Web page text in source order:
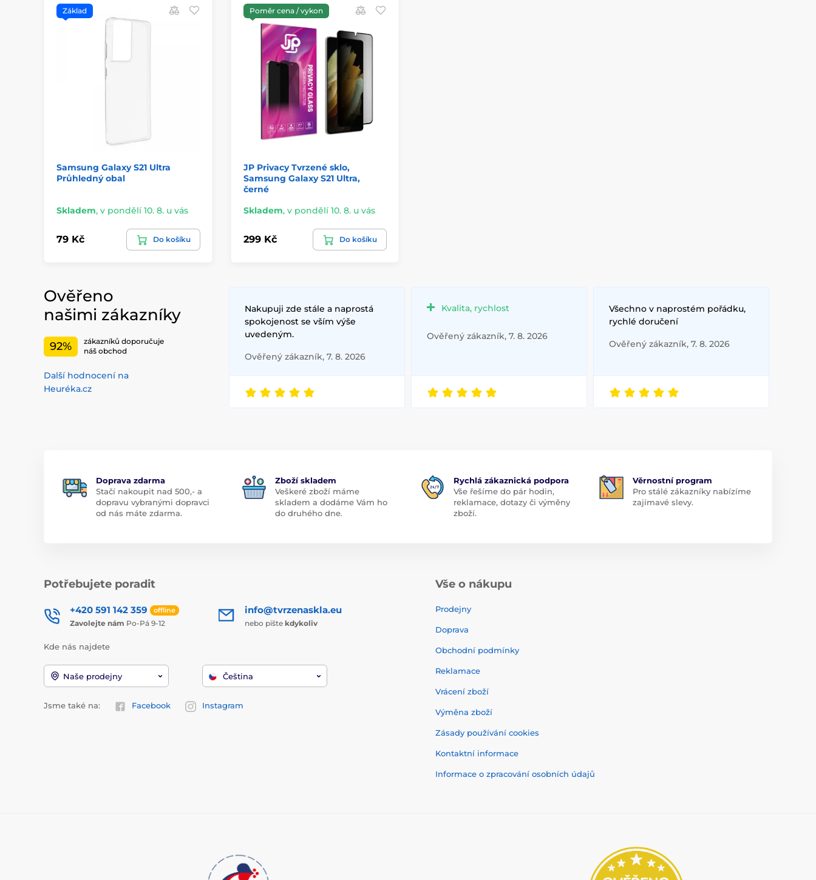
Základ
Samsung Galaxy S21 Ultra
Průhledný obal
Skladem, v pondělí 10. 8. u vás
79 Kč Do košíku
Poměr cena / vykon
JP Privacy Tvrzené sklo,
Samsung Galaxy S21 Ultra,
černé
Skladem, v pondělí 10. 8. u vás
299 Kč Do košíku
Ověřeno
našimi zákazníky
92%
zákazníků doporučuje
náš obchod
Další hodnocení na
Heuréka.cz
Nakupuji zde stále a naprostá
spokojenost se vším výše
uvedeným.
Ověřený zákazník, 7. 8. 2026
Kvalita, rychlost
Ověřený zákazník, 7. 8. 2026
Všechno v naprostém pořádku,
rychlé doručení
Ověřený zákazník, 7. 8. 2026
Doprava zdarma
Stačí nakoupit nad 500,- a
dopravu vybranými dopravci
od nás máte zdarma.
Zboží skladem
Veškeré zboží máme
skladem a dodáme Vám ho
do druhého dne.
Rychlá zákaznická podpora
Vše řešíme do pár hodin,
reklamace, dotazy či výměny
zboží.
Věrnostní program
Pro stálé zákazníky nabízíme
zajímavé slevy.
Potřebujete poradit
+420 591 142 359 offline
Zavolejte nám Po-Pá 9-12
info@tvrzenaskla.eu
nebo pište kdykoliv
Kde nás najdete
Naše prodejny Čeština
Jsme také na: Facebook Instagram
Vše o nákupu
Prodejny
Doprava
Obchodní podmínky
Reklamace
Vrácení zboží
Výměna zboží
Zásady používání cookies
Kontaktní informace
Informace o zpracování osobních údajů